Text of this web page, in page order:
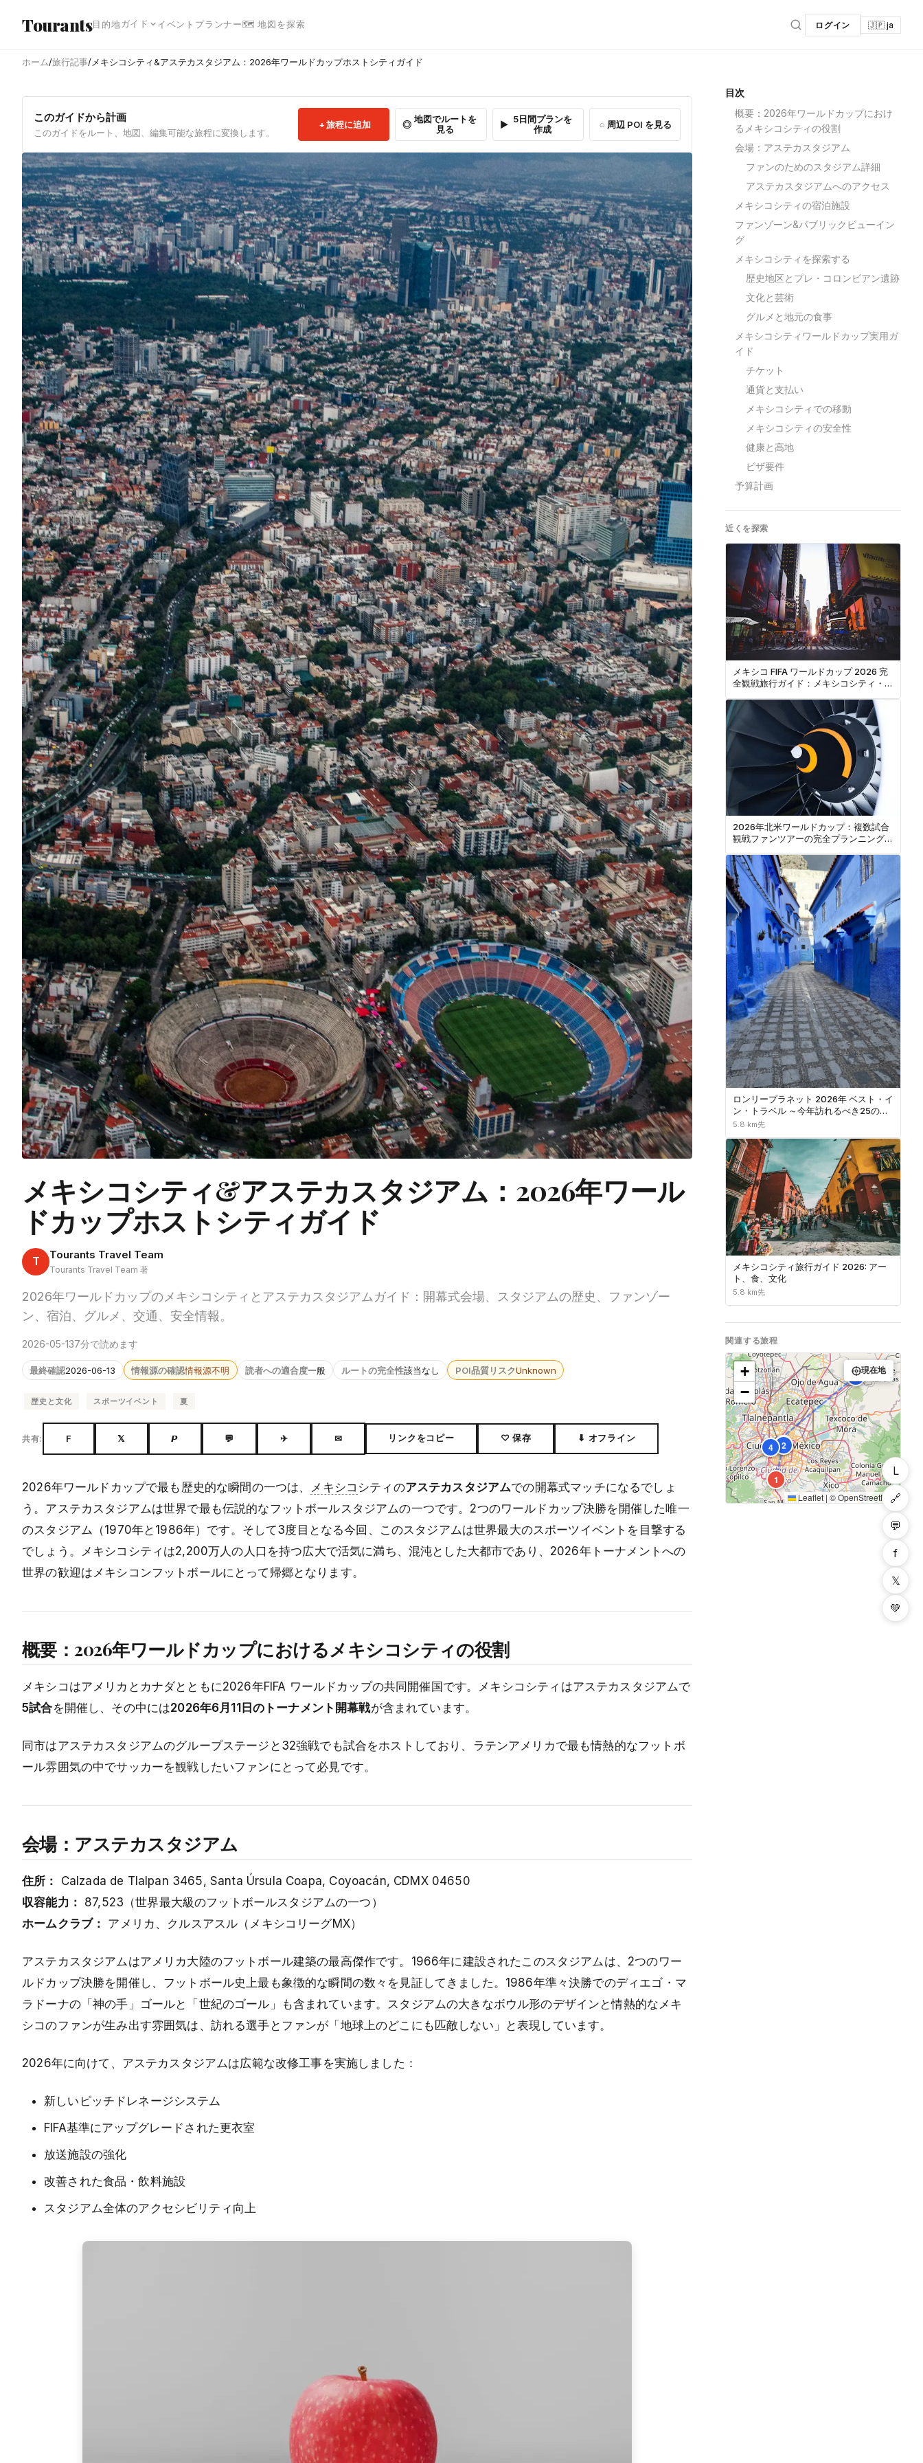
Tourants目的地ガイド イベント プランナー🗺 地図を探索 ログイン 🇯🇵 ja
ホーム/旅行記事/メキシコシティ&アステカスタジアム：2026年ワールドカップホストシティガイド
このガイドから計画
このガイドをルート、地図、編集可能な旅程に変換します。
旅程に追加
地図でルートを
見る
5日間プランを
作成
周辺 POI を見る
メキシコシティ&アステカスタジアム：2026年ワール
ドカップホストシティガイド
T Tourants Travel Team
Tourants Travel Team 著
2026年ワールドカップのメキシコシティとアステカスタジアムガイド：開幕式会場、スタジアムの歴史、ファンゾー
ン、宿泊、グルメ、交通、安全情報。
2026-05-137分で読めます
最終確認2026-06-13 情報源の確認情報源不明 読者への適合度一般 ルートの完全性該当なし POI品質リスクUnknown
歴史と文化 スポーツイベント 夏
共有: F 𝕏 𝙋 💬 ✈ ✉ リンクをコピー ♡ 保存 ⬇ オフライン
2026年ワールドカップで最も歴史的な瞬間の一つは、 メキシコ シティのアステカスタジアムでの開幕式マッチになるでしょ
う。アステカスタジアムは世界で最も伝説的なフットボールスタジアムの一つです。2つのワールドカップ決勝を開催した唯一
のスタジアム（1970年と1986年）です。そして3度目となる今回、このスタジアムは世界最大のスポーツイベントを目撃する
でしょう。メキシコシティは2,200万人の人口を持つ広大で活気に満ち、混沌とした大都市であり、2026年トーナメントへの
世界の歓迎はメキシコンフットボールにとって帰郷となります。
概要：2026年ワールドカップにおけるメキシコシティの役割
メキシコはアメリカとカナダとともに2026年FIFA ワールドカップの共同開催国です。メキシコシティはアステカスタジアムで
5試合を開催し、その中には2026年6月11日のトーナメント開幕戦が含まれています。
同市はアステカスタジアムのグループステージと32強戦でも試合をホストしており、ラテンアメリカで最も情熱的なフットボ
ール雰囲気の中でサッカーを観戦したいファンにとって必見です。
会場：アステカスタジアム
住所：
Calzada de Tlalpan 3465, Santa Úrsula Coapa, Coyoacán, CDMX 04650
収容能力： 87,523（世界最大級のフットボールスタジアムの一つ）
ホームクラブ： アメリカ、クルスアスル（メキシコリーグMX）
アステカスタジアムはアメリカ大陸のフットボール建築の最高傑作です。1966年に建設されたこのスタジアムは、2つのワー
ルドカップ決勝を開催し、フットボール史上最も象徴的な瞬間の数々を見証してきました。1986年準々決勝でのディエゴ・マ
ラドーナの「神の手」ゴールと「世紀のゴール」も含まれています。スタジアムの大きなボウル形のデザインと情熱的なメキ
シコのファンが生み出す雰囲気は、訪れる選手とファンが「地球上のどこにも匹敵しない」と表現しています。
2026年に向けて、アステカスタジアムは広範な改修工事を実施しました：
新しいピッチドレネージシステム
FIFA基準にアップグレードされた更衣室
放送施設の強化
改善された食品・飲料施設
スタジアム全体のアクセシビリティ向上
目次
概要：2026年ワールドカップにおけ
るメキシコシティの役割
会場：アステカスタジアム
ファンのためのスタジアム詳細
アステカスタジアムへのアクセス
メキシコシティの宿泊施設
ファンゾーン&パブリックビューイン
グ
メキシコシティを探索する
歴史地区とプレ・コロンビアン遺跡
文化と芸術
グルメと地元の食事
メキシコシティワールドカップ実用ガ
イド
チケット
通貨と支払い
メキシコシティでの移動
メキシコシティの安全性
健康と高地
ビザ要件
予算計画
近くを探索
メキシコ FIFA ワールドカップ 2026 完
全観戦旅行ガイド：メキシコシティ・グ
2026年北米ワールドカップ：複数試合
観戦ファンツアーの完全プランニングガ
ロンリープラネット 2026年 ベスト・イ
ン・トラベル ～今年訪れるべき25のト
ップ目的地～
5.8 km先
メキシコシティ旅行ガイド 2026: アー
ト、食、文化
5.8 km先
関連する旅程
1
2
3
4
5
+
−
現在地
Leaflet | ©OpenStreetMap
L
🔗
💬
f
𝕏
💚